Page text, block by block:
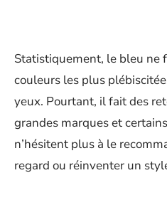
Statistiquement, le bleu ne
couleurs les plus
yeux. Pourtant, il fait des
grandes marques et
n’hésitent plus à le
regard ou réinventer un